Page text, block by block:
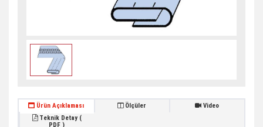
Ürün Açıklaması Ölçüler
Video
Teknik Detay (
PDF )